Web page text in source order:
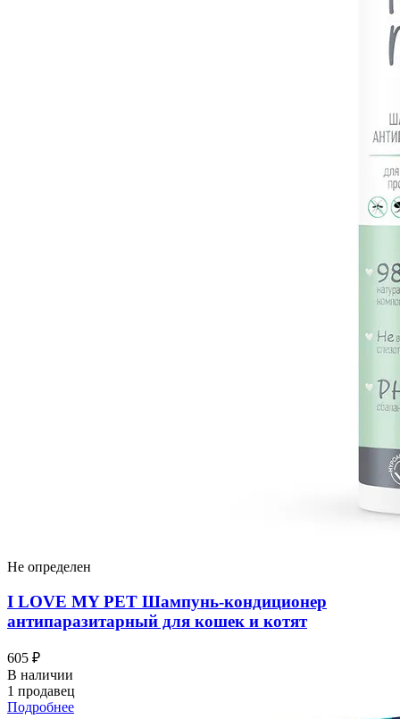
Не определен
I LOVЕ MY PET Шампунь-кондиционер
антипаразитарный для кошек и котят
605 ₽
В наличии
1 продавец
Подробнее